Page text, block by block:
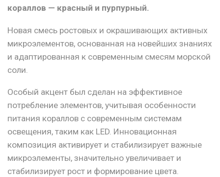
кораллов — красный и пурпурный.
Новая смесь ростовых и окрашивающих активных
микроэлементов, основанная на новейших знаниях
и адаптированная к современным смесям морской
соли.
Особый акцент был сделан на эффективное
потребление элементов, учитывая особенности
питания кораллов с современным системам
освещения, таким как LED. Инновационная
композиция активирует и стабилизирует важные
микроэлементы, значительно увеличивает и
стабилизирует рост и формирование цвета.